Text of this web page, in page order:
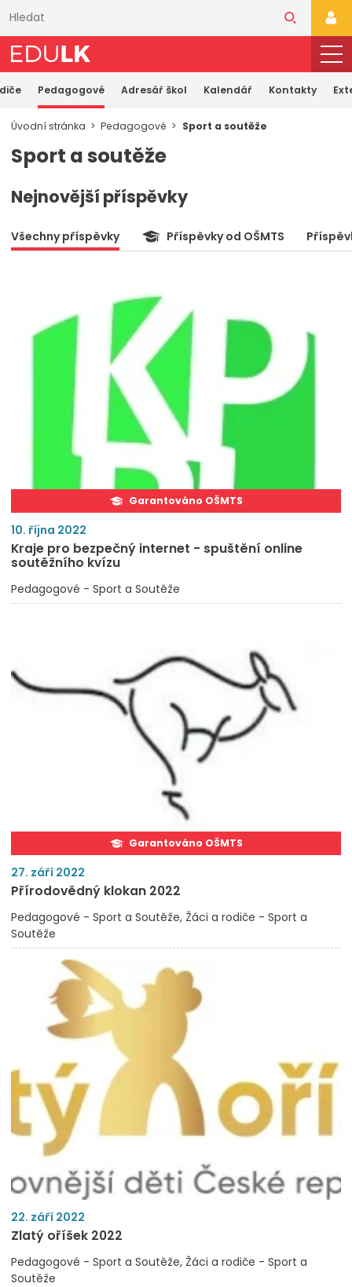
obsahu
Pedagogové Adresář škol Kalendář Kontakty
Úvodní stránka Pedagogové Sport a soutěže
Sport a soutěže
Nejnovější příspěvky
Všechny příspěvky Příspěvky od OŠMTS
Garantováno OŠMTS
10. října 2022
Kraje pro bezpečný internet - spuštění online
soutěžního kvízu
Pedagogové - Sport a Soutěže
Garantováno OŠMTS
27. září 2022
Přírodovědný klokan 2022
Pedagogové - Sport a Soutěže Žáci a rodiče - Sport a
Soutěže
22. září 2022
Zlatý oříšek 2022
Pedagogové - Sport a Soutěže Žáci a rodiče - Sport a
Soutěže